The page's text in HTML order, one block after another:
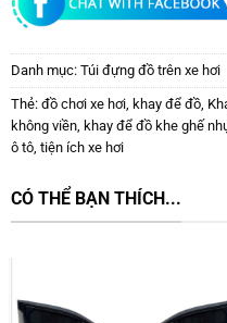
Danh mục: Túi đựng đồ trên xe hơi
Thẻ: đồ chơi xe hơi, khay để đồ,
không viền, khay để đồ khe ghế
ô tô, tiện ích xe hơi
CÓ THỂ BẠN THÍCH...